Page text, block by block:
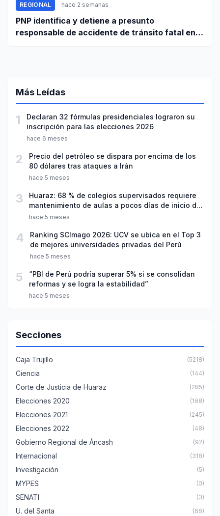
REGIONAL hace 2 semanas
PNP identifica y detiene a presunto
responsable de accidente de tránsito fatal en
Más Leídas
1
Declaran 32 fórmulas presidenciales lograron su
inscripción para las elecciones 2026
hace 6 meses
2
Precio del petróleo se dispara por encima de los
80 dólares tras ataques a Irán
hace 5 meses
3
Huaraz: 68 % de colegios supervisados requiere
mantenimiento de aulas a pocos días de inicio del
año escolar 2026
hace 5 meses
4
Ranking SCImago 2026: UCV se ubica en el Top 3
de mejores universidades privadas del Perú
hace 5 meses
5
“PBI de Perú podría superar 5% si se consolidan
reformas y se logra la estabilidad”
hace 5 meses
Secciones
Caja Trujillo (5218)
Ciencia (144)
Corte de Justicia de Huaraz (285)
Elecciones 2020 (168)
Elecciones 2021 (245)
Elecciones 2022 (48)
Gobierno Regional de Áncash (92)
Internacional (318)
Investigación (5)
MYPES (0)
SENATI (3)
U. del Santa (66)